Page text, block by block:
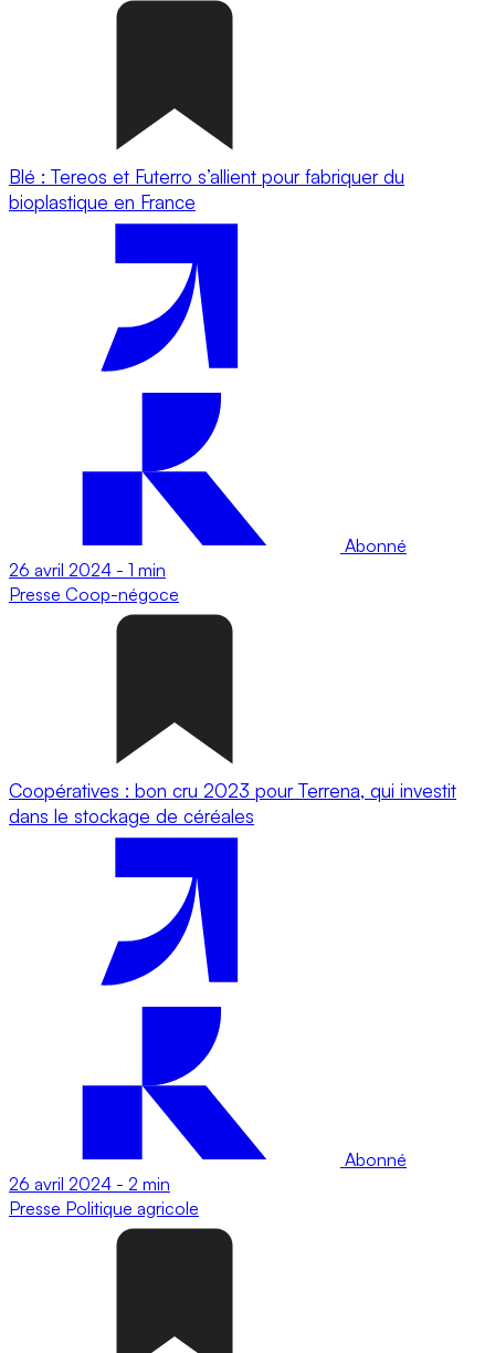
Blé : Tereos et Futerro s’allient pour fabriquer du
bioplastique en France
Abonné
26 avril 2024 - 1 min
Presse Coop-négoce
Coopératives : bon cru 2023 pour Terrena, qui investit
dans le stockage de céréales
Abonné
26 avril 2024 - 2 min
Presse Politique agricole